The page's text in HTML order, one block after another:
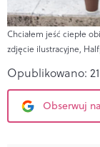
Chciałem jeść ciepłe
zdjęcie ilustracyjne,
Opublikowano:
Obserwuj